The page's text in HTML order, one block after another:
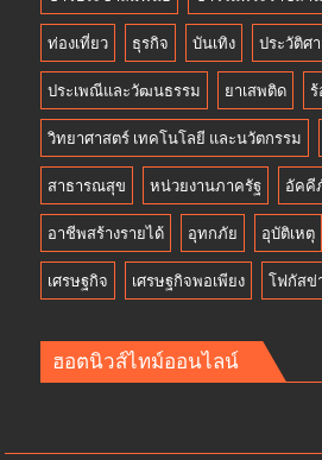
ท่องเที่ยว ธุรกิจ บันเทิง ประวัติศ
ประเพณีและวัฒนธรรม ยาเสพติด
วิทยาศาสตร์ เทคโนโลยี และนวัตกรรม
สาธารณสุข หน่วยงานภาครัฐ อัคคี
อาชีพสร้างรายได้ อุทกภัย อุบัติเหตุ
เศรษฐกิจ เศรษฐกิจพอเพียง โฟกัสข่
ฮอตนิวส์ไทม์ออนไลน์